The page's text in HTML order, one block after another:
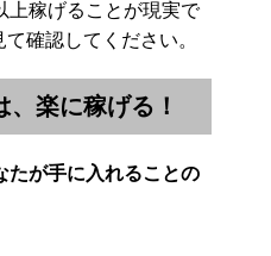
上稼げることが現実で
確認してください。
楽に稼げる！
たが手に入れることの